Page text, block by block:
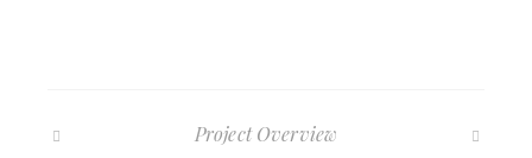
Project Overview